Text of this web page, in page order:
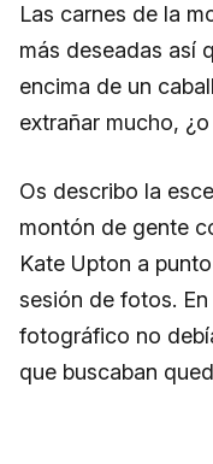
Las carnes de la
más deseadas así
encima de un
extrañar mucho, ¿o
Os describo la
montón de gente
Kate Upton a
sesión de fotos.
fotográfico no
que buscaban